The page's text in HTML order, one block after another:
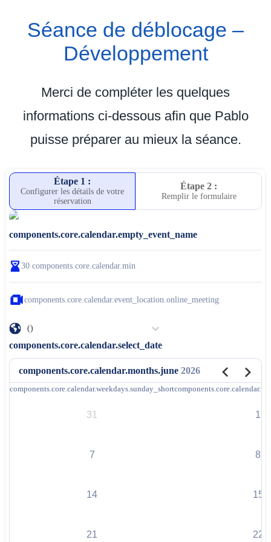
Séance de déblocage –
Développement
Merci de compléter les quelques
informations ci-dessous afin que Pablo
puisse préparer au mieux la séance.
Étape 1 :
Configurer les détails de votre
réservation
Étape 2 :
Remplir le formulaire
components.core.calendar.empty_event_name
30 components.core.calendar.min
components.core.calendar.event_location.online_meeting
()
components.core.calendar.select_date
components.core.calendar.months.june 2026
components.core.calendar.weekdays.sunday_short
31 1
7 8
14 15
21 22